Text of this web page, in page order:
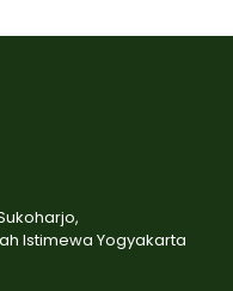
Istimewa Yogyakarta